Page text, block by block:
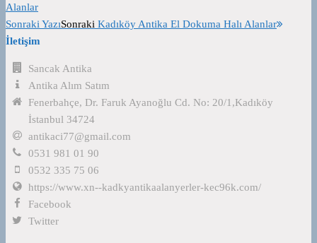
Alanlar
Sonraki YazıSonraki Kadıköy Antika El Dokuma Halı Alanlar
İletişim
Sancak Antika
Antika Alım Satım
Fenerbahçe, Dr. Faruk Ayanoğlu Cd. No: 20/1,Kadıköy
İstanbul 34724
antikaci77@gmail.com
0531 981 01 90
0532 335 75 06
https://www.xn--kadkyantikaalanyerler-kec96k.com/
Facebook
Twitter